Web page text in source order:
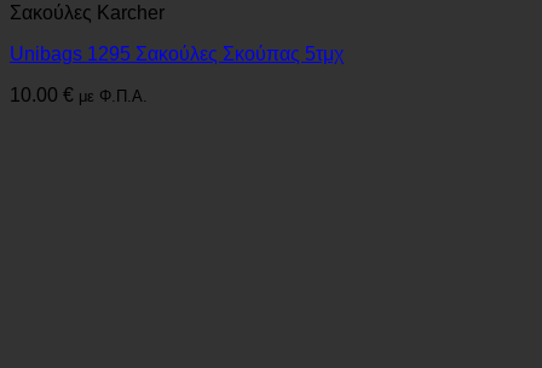
Σακούλες Karcher
Unibags 1295 Σακούλες Σκούπας 5τμχ
10.00 € με Φ.Π.Α.